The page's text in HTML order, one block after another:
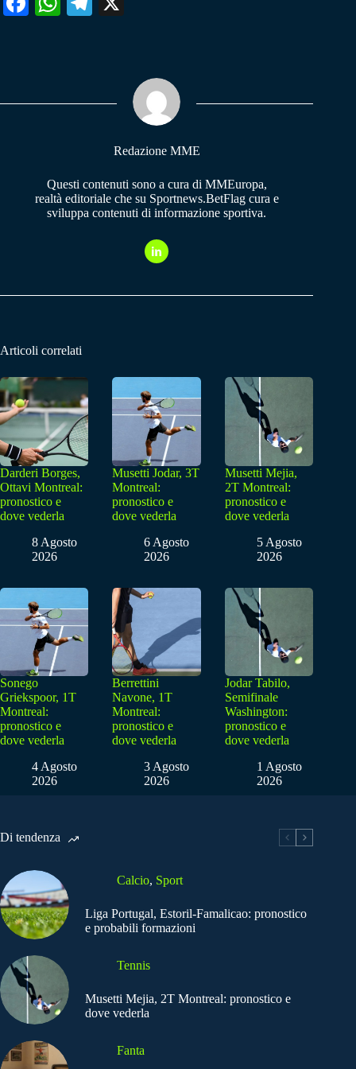
pp m
Redazione MME
Questi contenuti sono a cura di MMEuropa,
realtà editoriale che su Sportnews.BetFlag cura e
sviluppa contenuti di informazione sportiva.
Articoli correlati
Darderi Borges,
Ottavi Montreal:
pronostico e
dove vederla
8 Agosto
2026
Musetti Jodar, 3T
Montreal:
pronostico e
dove vederla
6 Agosto
2026
Musetti Mejia,
2T Montreal:
pronostico e
dove vederla
5 Agosto
2026
Sonego
Griekspoor, 1T
Montreal:
pronostico e
dove vederla
4 Agosto
2026
Berrettini
Navone, 1T
Montreal:
pronostico e
dove vederla
3 Agosto
2026
Jodar Tabilo,
Semifinale
Washington:
pronostico e
dove vederla
1 Agosto
2026
Di tendenza
Calcio, Sport
Liga Portugal, Estoril-Famalicao: pronostico
e probabili formazioni
Tennis
Musetti Mejia, 2T Montreal: pronostico e
dove vederla
Fanta